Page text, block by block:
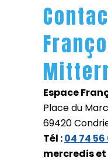
Espace
Place du
69420
Tél :04 74 56
mercredis